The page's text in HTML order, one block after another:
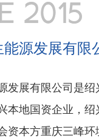
源发展有限
发展有限公司是
本地国资企业，
资本方重庆三峰